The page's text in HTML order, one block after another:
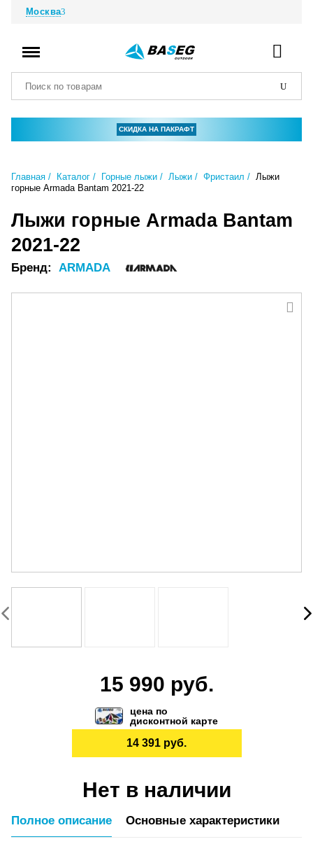
Москва
СКИДКА НА ПАКРАФТ
Главная Каталог Горные лыжи Лыжи Фристаил
Лыжи
горные Armada Bantam 2021-22
Лыжи горные Armada Bantam
2021-22
Бренд: ARMADA
15 990 руб.
цена по
дисконтной карте
14 391 руб.
Нет в наличии
Полное описание Основные характеристики